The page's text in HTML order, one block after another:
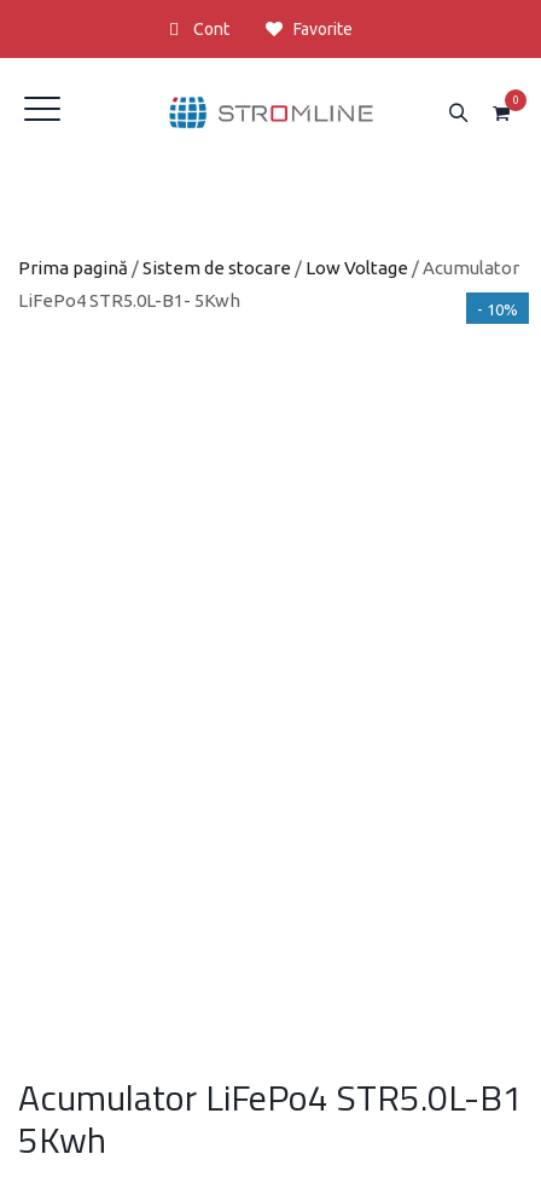
Cont Favorite
0
Prima pagină /Sistem de stocare / Low Voltage / Acumulator
LiFePo4 STR5.0L-B1- 5Kwh
- 10%
Acumulator LiFePo4 STR5.0L-B1
5Kwh